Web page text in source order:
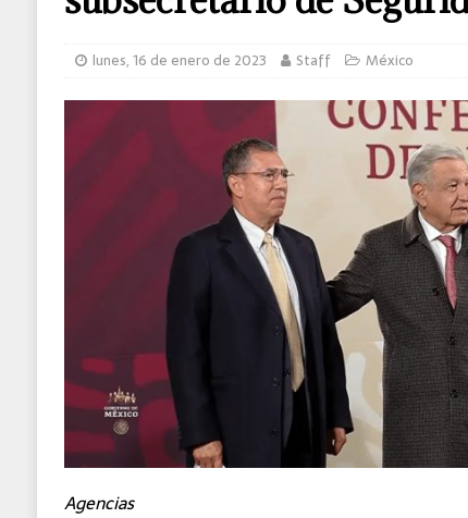
MUNDO
lunes, 16 de enero de 2023 Staff México
Agencias